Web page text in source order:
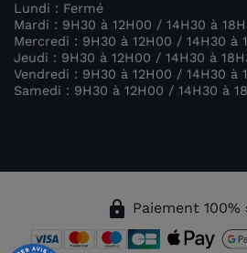
Lundi : Fermé
Mardi : 9H30 à 12H00 / 14H30 à
Mercredi : 9H30 à 12H00 / 14H30 à
Jeudi : 9H30 à 12H00 / 14H30 à
Vendredi : 9H30 à 12H00 / 14H30 à
Samedi : 9H30 à 12H00 / 14H30 à
lock Paiement 100%